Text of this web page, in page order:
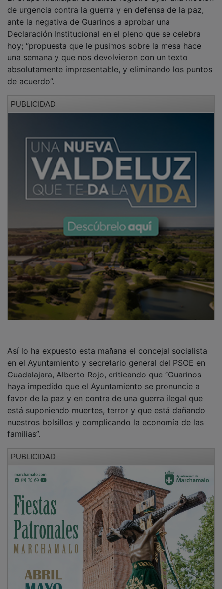
de urgencia contra la guerra y en defensa de la paz,
ante la negativa de Guarinos a aprobar una
Declaración Institucional en el pleno que se celebra
hoy; “propuesta que le pusimos sobre la mesa hace
una semana y que nos devolvieron con un texto
absolutamente impresentable, y eliminando los puntos
de acuerdo”.
en el Ayuntamiento y secretario general del PSOE en
Guadalajara, Alberto Rojo, criticando que “Guarinos
haya impedido que el Ayuntamiento se pronuncie a
favor de la paz y en contra de una guerra ilegal que
está suponiendo muertes, terror y que está dañando
nuestros bolsillos y complicando la economía de las
familias”.